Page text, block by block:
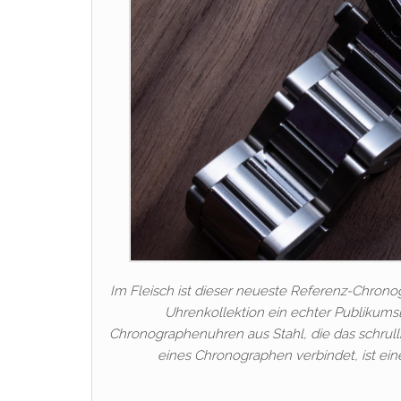
Im Fleisch ist dieser neueste Referenz-
Uhrenkollektion ein echter
Chronographenuhren aus Stahl, die das
eines Chronographen verbindet, ist